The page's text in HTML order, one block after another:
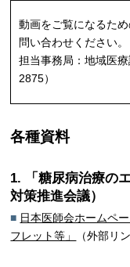
動画をご覧になるた
問い合わせください。
担当事務局：地域医
2875）
各種資料
1. 「糖尿病治療の
対策推進会議）
■ 日本医師会ホームペ
フレット等」
（外部リ